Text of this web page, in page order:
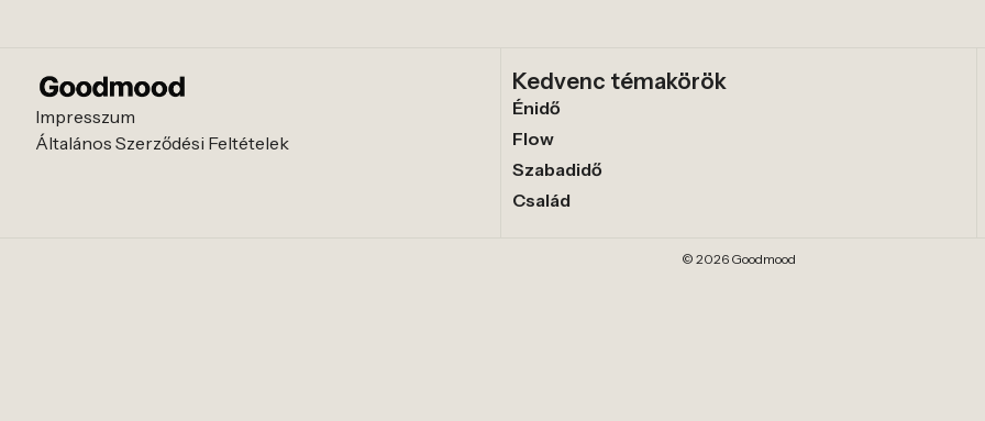
Impresszum
Általános Szerződési Feltételek
Kedvenc témakörök
Énidő
Flow
Szabadidő
Család
© 2026 Goodmood